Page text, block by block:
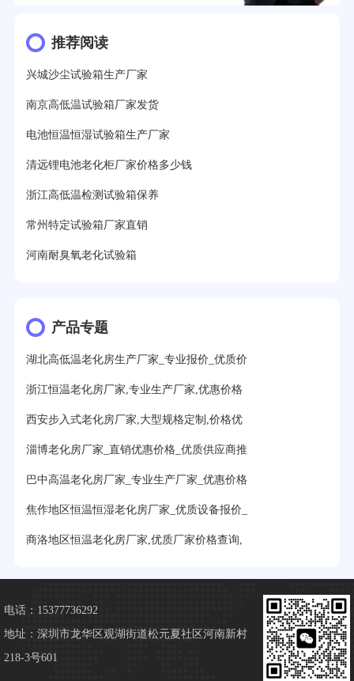
推荐阅读
兴城沙尘试验箱生产厂家
南京高低温试验箱厂家发货
电池恒温恒湿试验箱生产厂家
清远锂电池老化柜厂家价格多少钱
浙江高低温检测试验箱保养
常州特定试验箱厂家直销
河南耐臭氧老化试验箱
产品专题
湖北高低温老化房生产厂家_专业报价_优质价
浙江恒温老化房厂家,专业生产厂家,优惠价格
西安步入式老化房厂家,大型规格定制,价格优
淄博老化房厂家_直销优惠价格_优质供应商推
巴中高温老化房厂家_专业生产厂家_优惠价格
焦作地区恒温恒湿老化房厂家_优质设备报价_
商洛地区恒温老化房厂家,优质厂家价格查询,
电话：15377736292
地址：深圳市龙华区观湖街道松元夏社区河南新村
218-3号601